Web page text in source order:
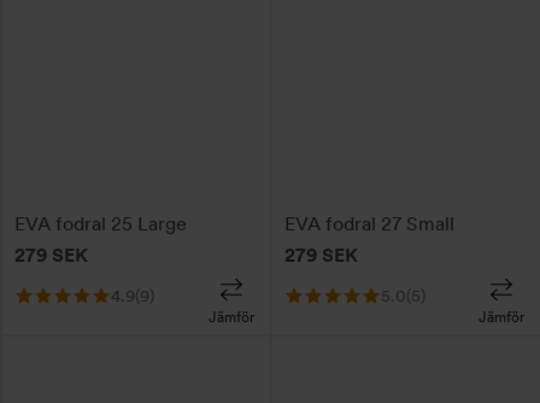
EVA fodral 25 Large
279 SEK
4.9(9)
Jämför
EVA fodral 27 Small
279 SEK
5.0(5)
Jämför